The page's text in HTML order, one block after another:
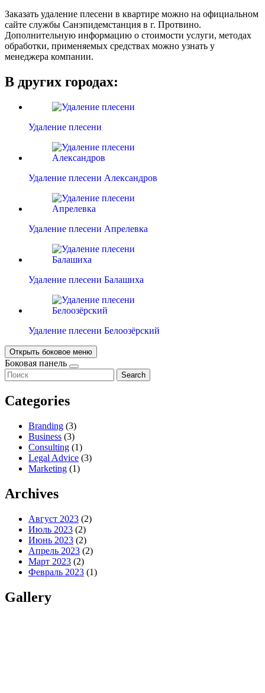
Заказать удаление плесени в квартире можно на официальном
сайте службы Санэпидемстанция в г. Протвино.
Дополнительную информацию о стоимости услуги, методах
обработки, применяемых средствах можно узнать у
менеджера компании.
В других городах:
Удаление плесени
Удаление плесени Александров
Удаление плесени Апрелевка
Удаление плесени Балашиха
Удаление плесени Белоозёрский
Открыть боковое меню
Боковая панель
Search
Categories
Branding (3)
Business (3)
Consulting (1)
Legal Advice (3)
Marketing (1)
Archives
Август 2023 (2)
Июль 2023 (2)
Июнь 2023 (2)
Апрель 2023 (2)
Март 2023 (2)
Февраль 2023 (1)
Gallery